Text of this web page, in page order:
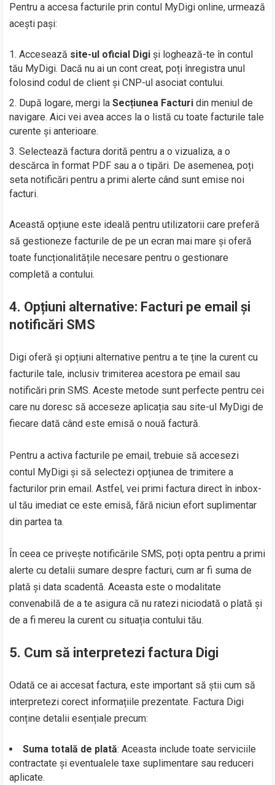
Pentru a accesa facturile prin contul MyDigi online, urmează
acești pași:
Accesează site-ul oficial Digi și loghează-te în contul
tău MyDigi. Dacă nu ai un cont creat, poți înregistra unul
folosind codul de client și CNP-ul asociat contului.
După logare, mergi laSecțiunea Facturi din meniul de
navigare. Aici vei avea acces la o listă cu toate facturile tale
curente și anterioare.
Selectează factura dorită pentru a o vizualiza, a o
descărca în format PDF sau a o tipări. De asemenea, poți
seta notificări pentru a primi alerte când sunt emise noi
facturi.
Această opțiune este ideală pentru utilizatorii care preferă
să gestioneze facturile de pe un ecran mai mare și oferă
toate funcționalitățile necesare pentru o gestionare
completă a contului.
4. Opțiuni alternative: Facturi pe email și
notificări SMS
Digi oferă și opțiuni alternative pentru a te ține la curent cu
facturile tale, inclusiv trimiterea acestora pe email sau
notificări prin SMS. Aceste metode sunt perfecte pentru cei
care nu doresc să acceseze aplicația sau site-ul MyDigi de
fiecare dată când este emisă o nouă factură.
Pentru a activa facturile pe email, trebuie să accesezi
contul MyDigi și să selectezi opțiunea de trimitere a
facturilor prin email. Astfel, vei primi factura direct în inbox-
ul tău imediat ce este emisă, fără niciun efort suplimentar
din partea ta.
În ceea ce privește notificările SMS, poți opta pentru a primi
alerte cu detalii sumare despre facturi, cum ar fi suma de
plată și data scadentă. Aceasta este o modalitate
convenabilă de a te asigura că nu ratezi niciodată o plată și
de a fi mereu la curent cu situația contului tău.
5. Cum să interpretezi factura Digi
Odată ce ai accesat factura, este important să știi cum să
interpretezi corect informațiile prezentate. Factura Digi
conține detalii esențiale precum:
Suma totală de plată: Aceasta include toate serviciile
contractate și eventualele taxe suplimentare sau reduceri
aplicate.